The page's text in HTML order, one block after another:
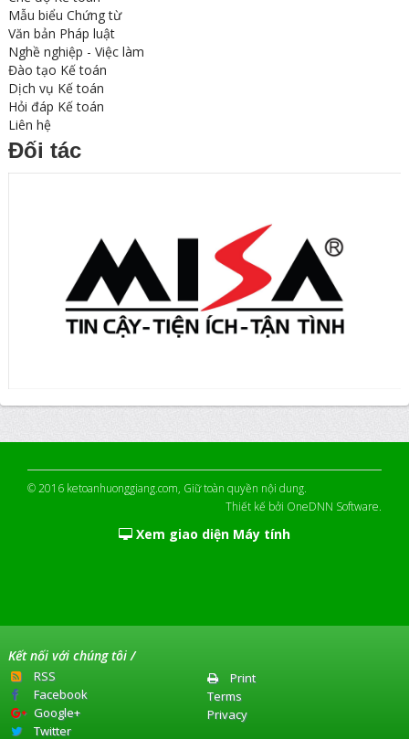
Mẫu biểu Chứng từ
Văn bản Pháp luật
Nghề nghiệp - Việc làm
Đào tạo Kế toán
Dịch vụ Kế toán
Hỏi đáp Kế toán
Liên hệ
Đối tác
© 2016 ketoanhuonggiang.com, Giữ toàn quyền nội dung.
Thiết kế bởi OneDNN Software.
Xem giao diện Máy tính
Kết nối với chúng tôi /
RSS
Facebook
Google+
Twitter
Print
Terms
Privacy